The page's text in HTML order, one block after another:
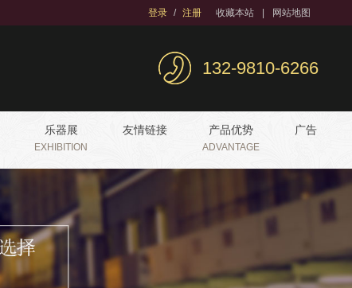
登录 / 注册 收藏本站 网站地图
132-9810-6266
乐器展
EXHIBITION
友情链接 产品优势
ADVANTAGE
广告